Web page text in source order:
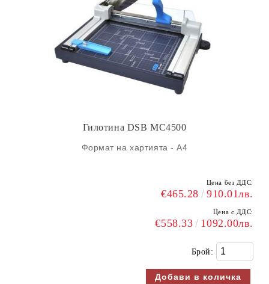
Гилотина DSB MC4500
Формат на хартията - А4
Цена без ДДС:
€465.28 910.01лв.
Цена с ДДС:
€558.33 1092.00лв.
Брой: